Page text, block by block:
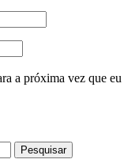
a próxima vez que eu